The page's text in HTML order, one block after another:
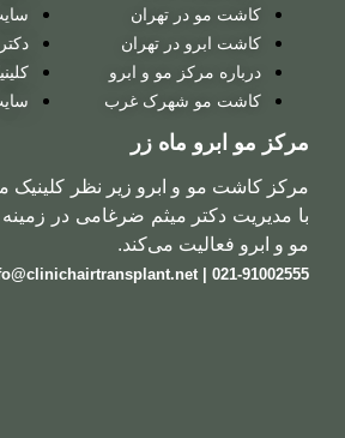
تهران
مو و ابرو
غرب
سایت دکتر لاغری
دکتر میثم ضرغامی
کلینیک سعادت آباد
سایت کلینیک ماه زر
زر
زیر نظر کلینیک ماه زر در غرب تهران
میثم ضرغامی در زمینه ارائه خدمات کاشت
می‌کند.